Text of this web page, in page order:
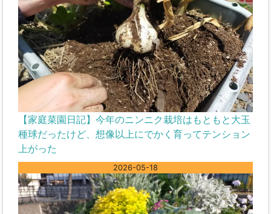
【家庭菜園日記】今年のニンニク栽培はもともと大玉
種球だったけど、想像以上にでかく育ってテンション
上がった
2026-05-18